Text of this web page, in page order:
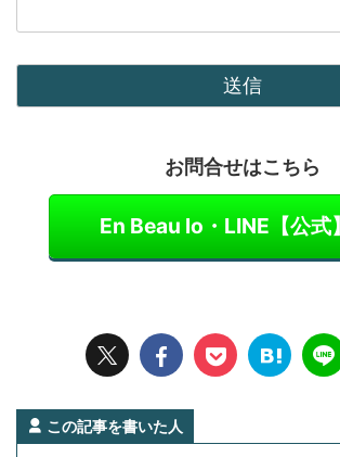
お問合せはこちら
En Beau lo・LINE【公式】
この記事を書いた人